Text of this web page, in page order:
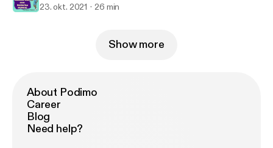
23. okt. 2021 26 min
Show more
About Podimo
Career
Blog
Need help?